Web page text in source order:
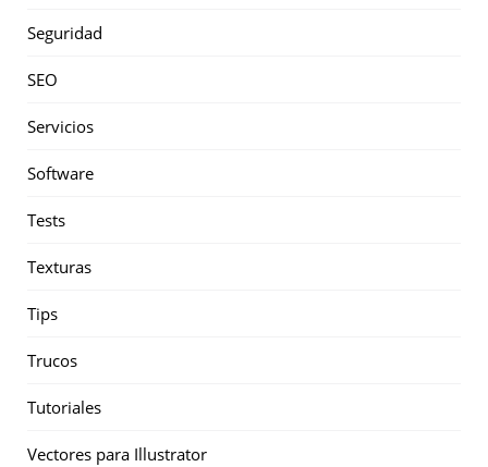
Seguridad
SEO
Servicios
Software
Tests
Texturas
Tips
Trucos
Tutoriales
Vectores para Illustrator